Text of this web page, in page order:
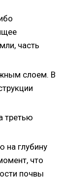
часть
слоем. В
третью
на глубину
что
почвы